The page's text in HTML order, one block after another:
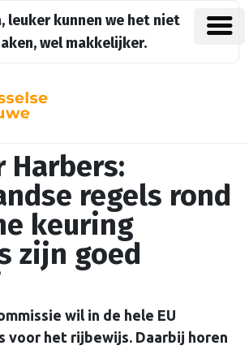
leuker kunnen we het niet
wel makkelijker.
Harbers:
regels rond
keuring
zijn goed
wil in de hele EU
voor het rijbewijs. Daarbij horen